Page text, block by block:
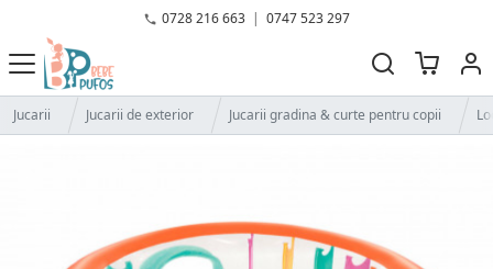
0728 216 663 | 0747 523 297
Jucarii Jucarii de exterior Jucarii gradina & curte pentru copii